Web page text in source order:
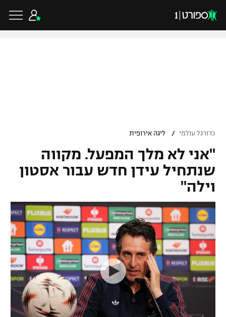
VOD
רץ ברשת
גביע הטוטו
ליגיונרים
גביע המדינה
נבחרת ישראל
מכבי חיפה
בית"ר ירושלים
מכבי תל אביב
ליגת האלופות
ליגה אירופית
ליגה אנגלית
ליגה גרמנית
ליגה ספרדית
ליגה איטלקית
ליגה צרפתית
כדורסל ישראלי
ליגת ווינר סל
ליגה לאומית
כדורסל נשים
מכבי תל אביב
הפועל חולון
הפועל ירושלים
כדורסל עולמי
NBA
יורוליג
יורוקאפ
ענפים נוספים
טניס
כדוריד
כדורעף
כדורגל עולמי / ליגה אירופית
"אני לא מלך המפעל. מקווה
שנתחיל עידן חדש עבור אסטון
וילה"